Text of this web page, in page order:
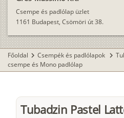
Csempe és padlólap üzlet
1161 Budapest, Csömöri út 38.
Főoldal chevron_right Csempék és padlólapok chevron_right
csempe és Mono padlólap
Tubadzin Pastel